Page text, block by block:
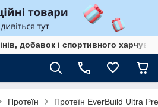
добавок і спортивного
Протеїн Протеїн EverBuild Ultra